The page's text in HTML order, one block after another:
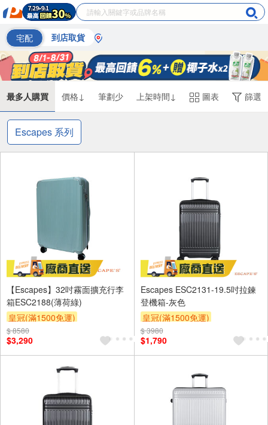
宅配 到店取貨
最多人購買 價格↓ 筆劃少 上架時間↓ 圖表 篩選
Escapes 系列
【Escapes】32吋霧面擴充行李
箱ESC2188(薄荷綠)
皇冠(滿1500免運)
$ 8580
$3,290
Escapes ESC2131-19.5吋拉鍊
登機箱-灰色
皇冠(滿1500免運)
$ 3980
$1,790